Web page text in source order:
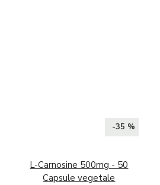
-35 %
L-Carnosine 500mg - 50
Capsule vegetale